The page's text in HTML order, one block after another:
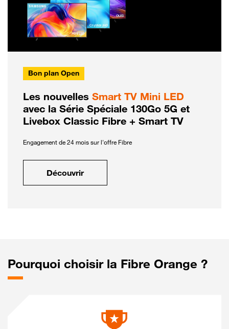
Bon plan Open
Les nouvelles Smart TV Mini LED
avec la Série Spéciale 130Go 5G et
Livebox Classic Fibre + Smart TV
Engagement de 24 mois sur l'offre Fibre
Découvrir
Pourquoi choisir la Fibre Orange ?